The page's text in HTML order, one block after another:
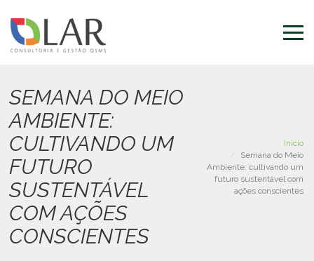
para
conteúdo
SEMANA DO MEIO
AMBIENTE:
CULTIVANDO UM
FUTURO
SUSTENTÁVEL
COM AÇÕES
CONSCIENTES
Início
Semana do Meio
Ambiente: cultivando um
futuro sustentável com
ações conscientes